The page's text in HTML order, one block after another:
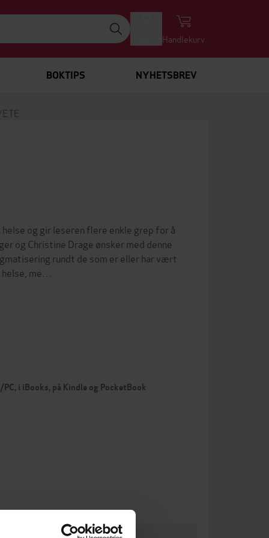
Handlekurv
BOKTIPS NYHETSBREV
og gir leseren flere enkle grep for å
og Christine Drage ønsker med denne
rundt de som er eller har vært
me…
i iBooks, på Kindle og PocketBook